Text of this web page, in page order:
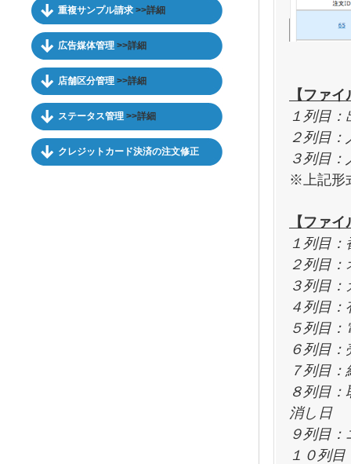
重複サンプル請求 >>詳細
広告媒体管理 >>詳細
店舗区分管理 >>詳細
ステータス管理 >>詳細
クレジットカード決済の注文修正
【ファ
１列目
２列目：
３列目：
※上記形
【ファ
１列目
２列目
３列目
４列目
５列目
６列目
７列目：
８列目：
消し日
９列目
１０列